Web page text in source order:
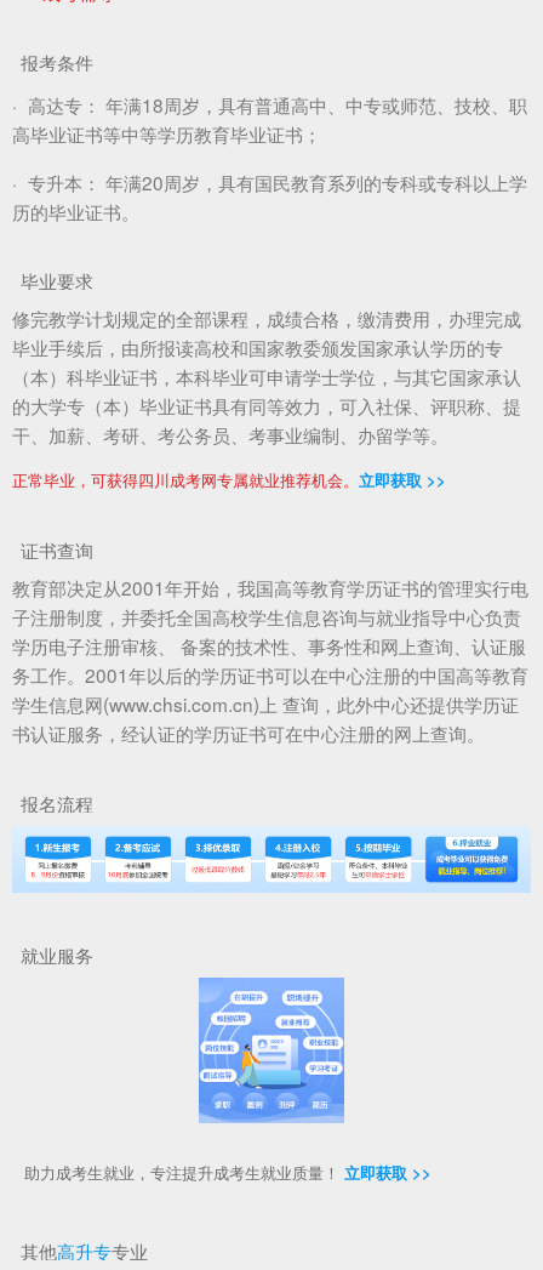
报考条件
· 高达专： 年满18周岁，具有普通高中、中专或师范、技校、职
高毕业证书等中等学历教育毕业证书；
· 专升本： 年满20周岁，具有国民教育系列的专科或专科以上学
历的毕业证书。
毕业要求
修完教学计划规定的全部课程，成绩合格，缴清费用，办理完成
毕业手续后，由所报读高校和国家教委颁发国家承认学历的专
（本）科毕业证书，本科毕业可申请学士学位，与其它国家承认
的大学专（本）毕业证书具有同等效力，可入社保、评职称、提
干、加薪、考研、考公务员、考事业编制、办留学等。
正常毕业，可获得四川成考网专属就业推荐机会。 立即获取 >>
证书查询
教育部决定从2001年开始，我国高等教育学历证书的管理实行电
子注册制度，并委托全国高校学生信息咨询与就业指导中心负责
学历电子注册审核、 备案的技术性、事务性和网上查询、认证服
务工作。2001年以后的学历证书可以在中心注册的中国高等教育
学生信息网(www.chsi.com.cn)上 查询，此外中心还提供学历证
书认证服务，经认证的学历证书可在中心注册的网上查询。
报名流程
就业服务
助力成考生就业，专注提升成考生就业质量！ 立即获取 >>
其他高升专专业